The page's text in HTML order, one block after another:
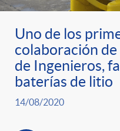
Uno de los
colaboración
de Ingenieros,
baterías de litio
14/08/2020